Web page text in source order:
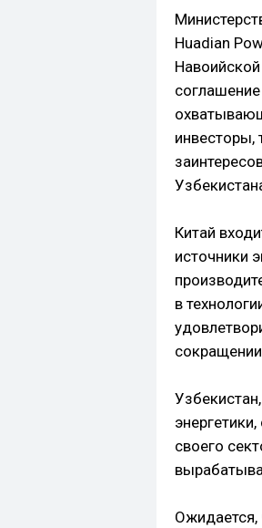
Huadian
инвесторы,
Китай
источники
в
своего
Ожидается,